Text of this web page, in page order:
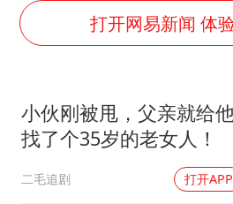
秋天的第一
欧阳娜娜
“新疆阿勒
打开网易新闻 体
小伙刚被甩，父亲就给
找了个35岁的老女人！
二毛追剧 打开APP